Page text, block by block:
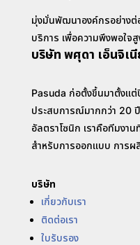
มุ่งมั่นพัฒนาองค์กรอย่าง
บริการ เพื่อความพึงพอใจ
บริษัท พศุดา เอ็นจิเนี
Pasuda ก่อตั้งขึ้นมาตั้งแ
ประสบการณ์มากกว่า 20 ปี
อัลตราโซนิก เราคือทีมงา
สำหรับการออกแบบ การ
บริษัท
เกี่ยวกับเรา
ติดต่อเรา
ใบรับรอง